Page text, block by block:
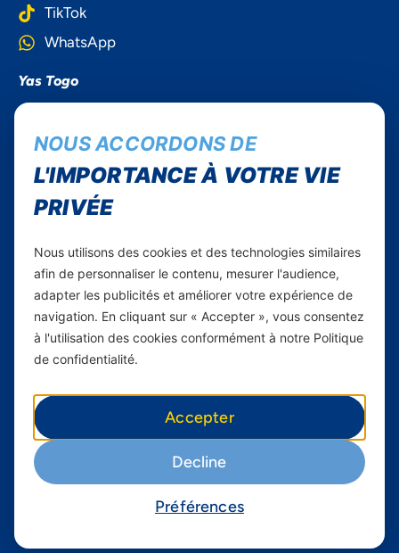
TikTok
WhatsApp
Yas Togo
Yas en Afrique
Axian Telecom
Services
Services Mobiles
Internet Résidentiel
Business
Smartphones
Informations utiles
À propos de Yas FAQ
Trouvez une agence
NOUS ACCORDONS DE
L'IMPORTANCE À VOTRE VIE
PRIVÉE
Nous utilisons des cookies et des technologies similaires
afin de personnaliser le contenu, mesurer l'audience,
adapter les publicités et améliorer votre expérience de
navigation. En cliquant sur « Accepter », vous consentez
à l'utilisation des cookies conformément à notre Politique
de confidentialité.
Accepter
Decline
Préférences